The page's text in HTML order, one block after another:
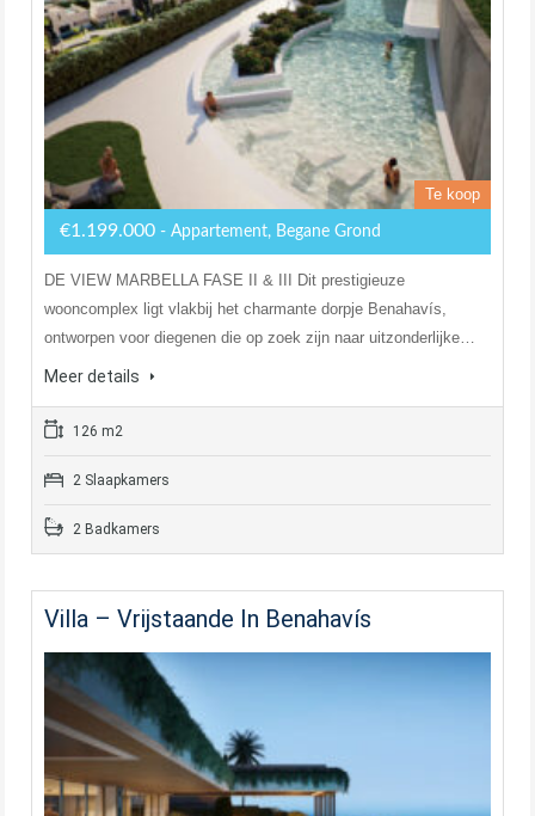
Te koop
€1.199.000 - Appartement, Begane Grond
DE VIEW MARBELLA FASE II & III Dit prestigieuze
wooncomplex ligt vlakbij het charmante dorpje Benahavís,
ontworpen voor diegenen die op zoek zijn naar uitzonderlijke…
Meer details
126 m2
2 Slaapkamers
2 Badkamers
Villa – Vrijstaande In Benahavís